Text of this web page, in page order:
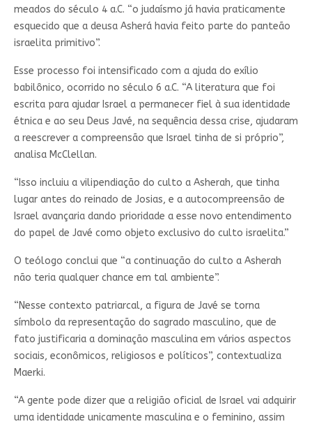
meados do século 4 a.C. “o judaísmo já havia praticamente
esquecido que a deusa Asherá havia feito parte do panteão
israelita primitivo”.
Esse processo foi intensificado com a ajuda do exílio
babilônico, ocorrido no século 6 a.C. “A literatura que foi
escrita para ajudar Israel a permanecer fiel à sua identidade
étnica e ao seu Deus Javé, na sequência dessa crise, ajudaram
a reescrever a compreensão que Israel tinha de si próprio”,
analisa McClellan.
“Isso incluiu a vilipendiação do culto a Asherah, que tinha
lugar antes do reinado de Josias, e a autocompreensão de
Israel avançaria dando prioridade a esse novo entendimento
do papel de Javé como objeto exclusivo do culto israelita.”
O teólogo conclui que “a continuação do culto a Asherah
não teria qualquer chance em tal ambiente”.
“Nesse contexto patriarcal, a figura de Javé se torna
símbolo da representação do sagrado masculino, que de
fato justificaria a dominação masculina em vários aspectos
sociais, econômicos, religiosos e políticos”, contextualiza
Maerki.
“A gente pode dizer que a religião oficial de Israel vai adquirir
uma identidade unicamente masculina e o feminino, assim